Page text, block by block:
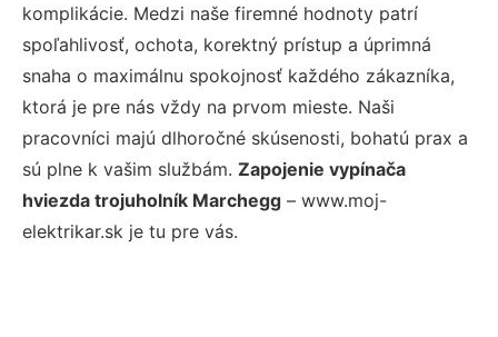
komplikácie. Medzi naše firemné hodnoty patrí
spoľahlivosť, ochota, korektný prístup a úprimná
snaha o maximálnu spokojnosť každého zákazníka,
ktorá je pre nás vždy na prvom mieste. Naši
pracovníci majú dlhoročné skúsenosti, bohatú prax a
sú plne k vašim službám. Zapojenie vypínača
hviezda trojuholník Marchegg – www.moj-
elektrikar.sk je tu pre vás.